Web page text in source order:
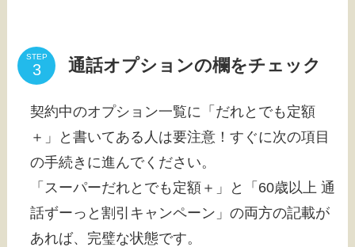
STEP 通話オプションの欄をチェック
契約中のオプション一覧に「だれとでも定額
＋」と書いてある人は要注意！すぐに次の項目
の手続きに進んでください。
「スーパーだれとでも定額＋」と「60歳以上 通
話ずーっと割引キャンペーン」の両方の記載が
あれば、完璧な状態です。